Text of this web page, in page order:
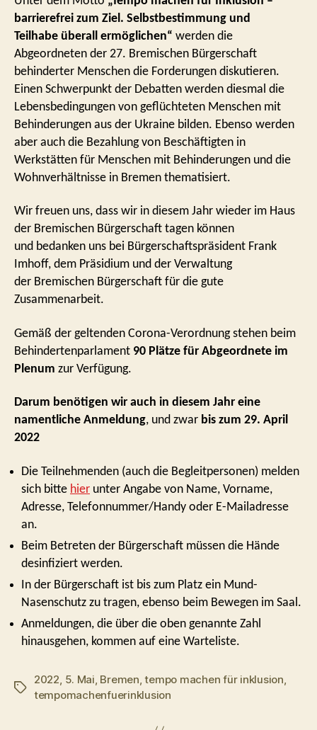
barrierefrei zum Ziel. Selbstbestimmung und
Teilhabe überall ermöglichen“ werden die
Abgeordneten der 27. Bremischen Bürgerschaft
behinderter Menschen die Forderungen diskutieren.
Einen Schwerpunkt der Debatten werden diesmal die
Lebensbedingungen von geflüchteten Menschen mit
Behinderungen aus der Ukraine bilden. Ebenso werden
aber auch die Bezahlung von Beschäftigten in
Werkstätten für Menschen mit Behinderungen und die
Wohnverhältnisse in Bremen thematisiert.
Wir freuen uns, dass wir in diesem Jahr wieder im Haus
der Bremischen Bürgerschaft tagen können
und bedanken uns bei Bürgerschaftspräsident Frank
Imhoff, dem Präsidium und der Verwaltung
der Bremischen Bürgerschaft für die gute
Zusammenarbeit.
Gemäß der geltenden Corona-Verordnung stehen beim
Behindertenparlament 90 Plätze für Abgeordnete im
Plenum zur Verfügung.
Darum benötigen wir auch in diesem Jahr eine
namentliche Anmeldung, und zwar bis zum 29. April
2022
Die Teilnehmenden (auch die Begleitpersonen) melden
sich bitte hier unter Angabe von Name, Vorname,
Adresse, Telefonnummer/Handy oder E-Mailadresse
an.
Beim Betreten der Bürgerschaft müssen die Hände
desinfiziert werden.
In der Bürgerschaft ist bis zum Platz ein Mund-
Nasenschutz zu tragen, ebenso beim Bewegen im Saal .
Anmeldungen, die über die oben genannte Zahl
hinausgehen, kommen auf eine Warteliste.
Schlagwörter
2022 5. Mai Bremen ,tempo machen für inklusion
tempomachenfuerinklusion